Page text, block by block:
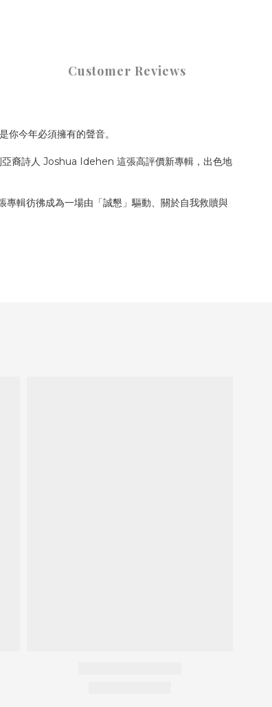
Customer Reviews
今年必須擁有的聲音。
裔詩人 Joshua Idehen 這張高評價新專輯，出色地
輯彷彿成為一場由「誠懇」驅動、關於自我救贖與